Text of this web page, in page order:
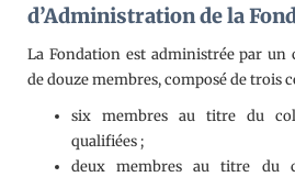
d’Administration de la
La Fondation est administrée par un
de douze membres, composé de trois
six membres au titre du
qualifiées ;
deux membres au titre du